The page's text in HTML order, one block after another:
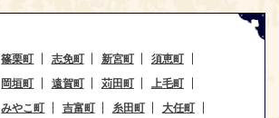
篠栗町 志免町 新宮町
須恵町
岡垣町 遠賀町 苅田町
上毛町
みやこ町 吉富町 糸田町
大任町